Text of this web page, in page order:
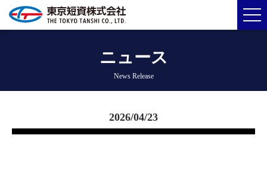
ニュース
News Release
2026/04/23